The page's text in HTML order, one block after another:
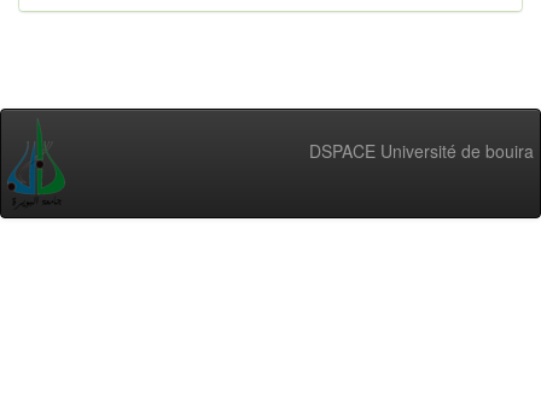
DSPACE Université de bouira